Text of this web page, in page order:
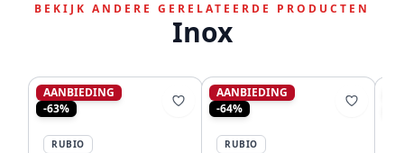
BEKIJK ANDERE GERELATEERDE PRODUCTEN
Inox
AANBIEDING
-63%
RUBIO
AANBIEDING
-64%
RUBIO